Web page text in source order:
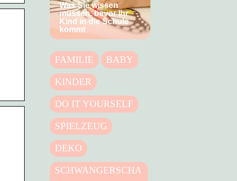
Was Sie wissen
müssen, bevor Ihr
Kind in die Schule
kommt
FAMILIE BABY
KINDER
DO IT YOURSELF
SPIELZEUG
DEKO
SCHWANGERSCHA